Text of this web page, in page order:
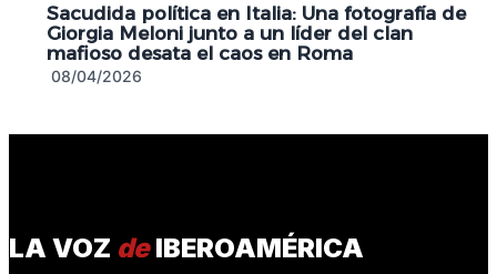
Sacudida política en Italia: Una fotografía de
Giorgia Meloni junto a un líder del clan
mafioso desata el caos en Roma
08/04/2026
LA VOZ deIBEROAMÉRICA